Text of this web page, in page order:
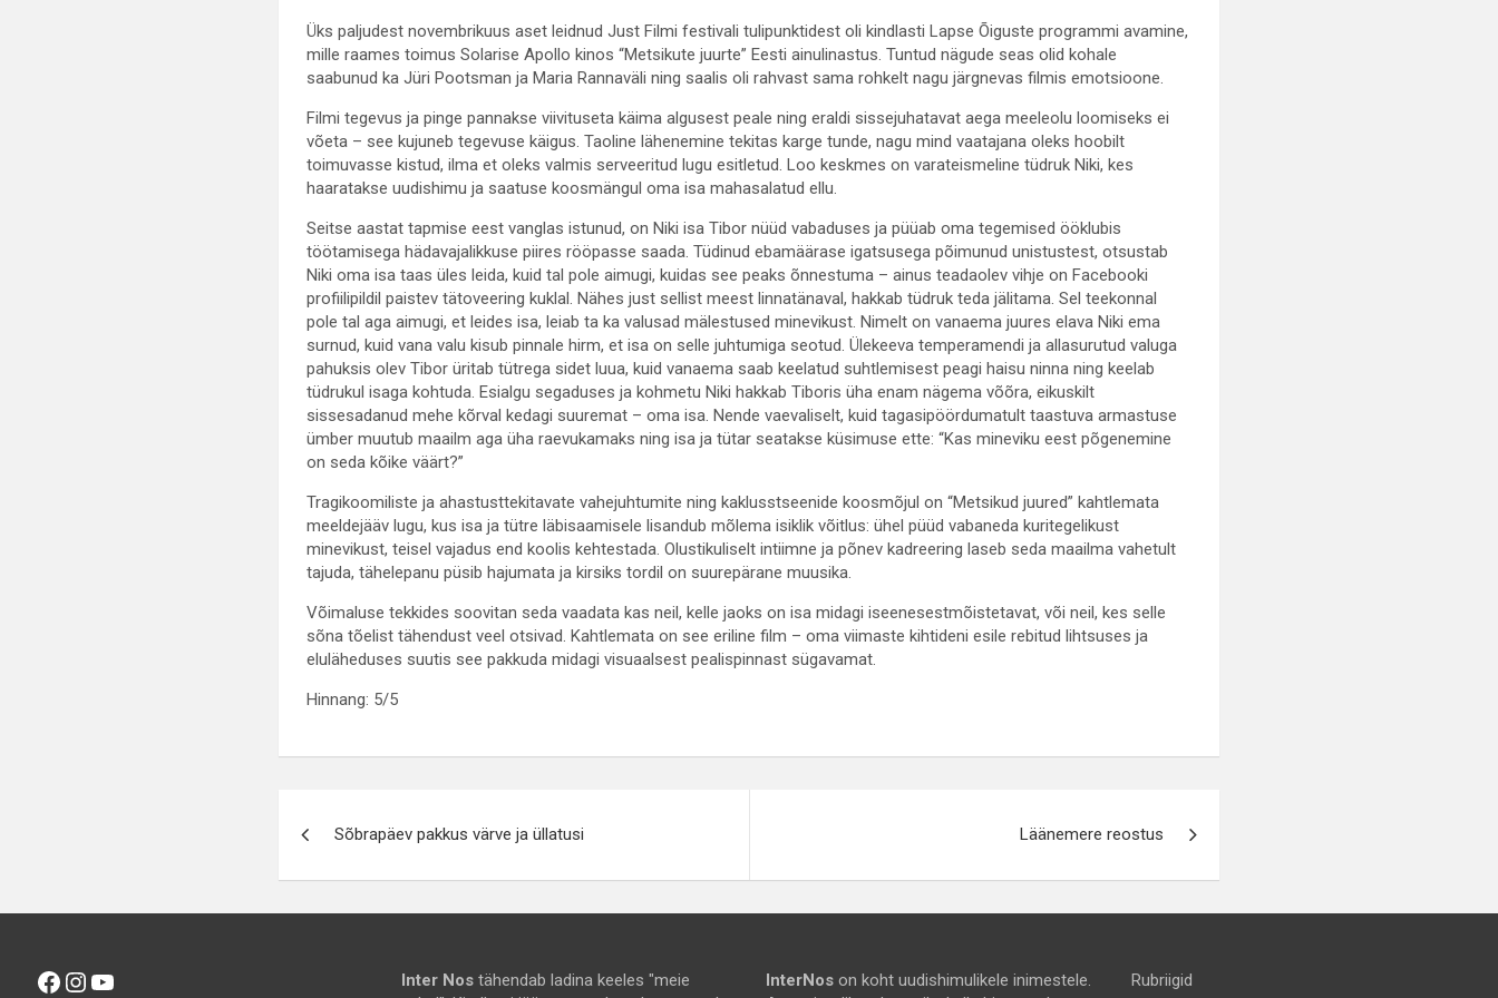
Üks paljudest novembrikuus aset leidnud Just Filmi festivali tulipunktidest oli kindlasti Lapse Õiguste programmi avamine,
mille raames toimus Solarise Apollo kinos “Metsikute juurte” Eesti ainulinastus. Tuntud nägude seas olid kohale
saabunud ka Jüri Pootsman ja Maria Rannaväli ning saalis oli rahvast sama rohkelt nagu järgnevas filmis emotsioone.
Filmi tegevus ja pinge pannakse viivituseta käima algusest peale ning eraldi sissejuhatavat aega meeleolu loomiseks ei
võeta – see kujuneb tegevuse käigus. Taoline lähenemine tekitas karge tunde, nagu mind vaatajana oleks hoobilt
toimuvasse kistud, ilma et oleks valmis serveeritud lugu esitletud. Loo keskmes on varateismeline tüdruk Niki, kes
haaratakse uudishimu ja saatuse koosmängul oma isa mahasalatud ellu.
Seitse aastat tapmise eest vanglas istunud, on Niki isa Tibor nüüd vabaduses ja püüab oma tegemised ööklubis
töötamisega hädavajalikkuse piires rööpasse saada. Tüdinud ebamäärase igatsusega põimunud unistustest, otsustab
Niki oma isa taas üles leida, kuid tal pole aimugi, kuidas see peaks õnnestuma – ainus teadaolev vihje on Facebooki
profiilipildil paistev tätoveering kuklal. Nähes just sellist meest linnatänaval, hakkab tüdruk teda jälitama. Sel teekonnal
pole tal aga aimugi, et leides isa, leiab ta ka valusad mälestused minevikust. Nimelt on vanaema juures elava Niki ema
surnud, kuid vana valu kisub pinnale hirm, et isa on selle juhtumiga seotud. Ülekeeva temperamendi ja allasurutud valuga
pahuksis olev Tibor üritab tütrega sidet luua, kuid vanaema saab keelatud suhtlemisest peagi haisu ninna ning keelab
tüdrukul isaga kohtuda. Esialgu segaduses ja kohmetu Niki hakkab Tiboris üha enam nägema võõra, eikuskilt
sissesadanud mehe kõrval kedagi suuremat – oma isa. Nende vaevaliselt, kuid tagasipöördumatult taastuva armastuse
ümber muutub maailm aga üha raevukamaks ning isa ja tütar seatakse küsimuse ette: “Kas mineviku eest põgenemine
on seda kõike väärt?”
Tragikoomiliste ja ahastusttekitavate vahejuhtumite ning kaklusstseenide koosmõjul on “Metsikud juured” kahtlemata
meeldejääv lugu, kus isa ja tütre läbisaamisele lisandub mõlema isiklik võitlus: ühel püüd vabaneda kuritegelikust
minevikust, teisel vajadus end koolis kehtestada. Olustikuliselt intiimne ja põnev kadreering laseb seda maailma vahetult
tajuda, tähelepanu püsib hajumata ja kirsiks tordil on suurepärane muusika.
Võimaluse tekkides soovitan seda vaadata kas neil, kelle jaoks on isa midagi iseenesestmõistetavat, või neil, kes selle
sõna tõelist tähendust veel otsivad. Kahtlemata on see eriline film – oma viimaste kihtideni esile rebitud lihtsuses ja
eluläheduses suutis see pakkuda midagi visuaalsest pealispinnast sügavamat.
Hinnang: 5/5
Sõbrapäev pakkus värve ja üllatusi Läänemere reostus
Facebook
Instagram
YouTube Inter Nostähendab ladina keeles "meie
InterNos on koht uudishimulikele inimestele.
Rubriigid